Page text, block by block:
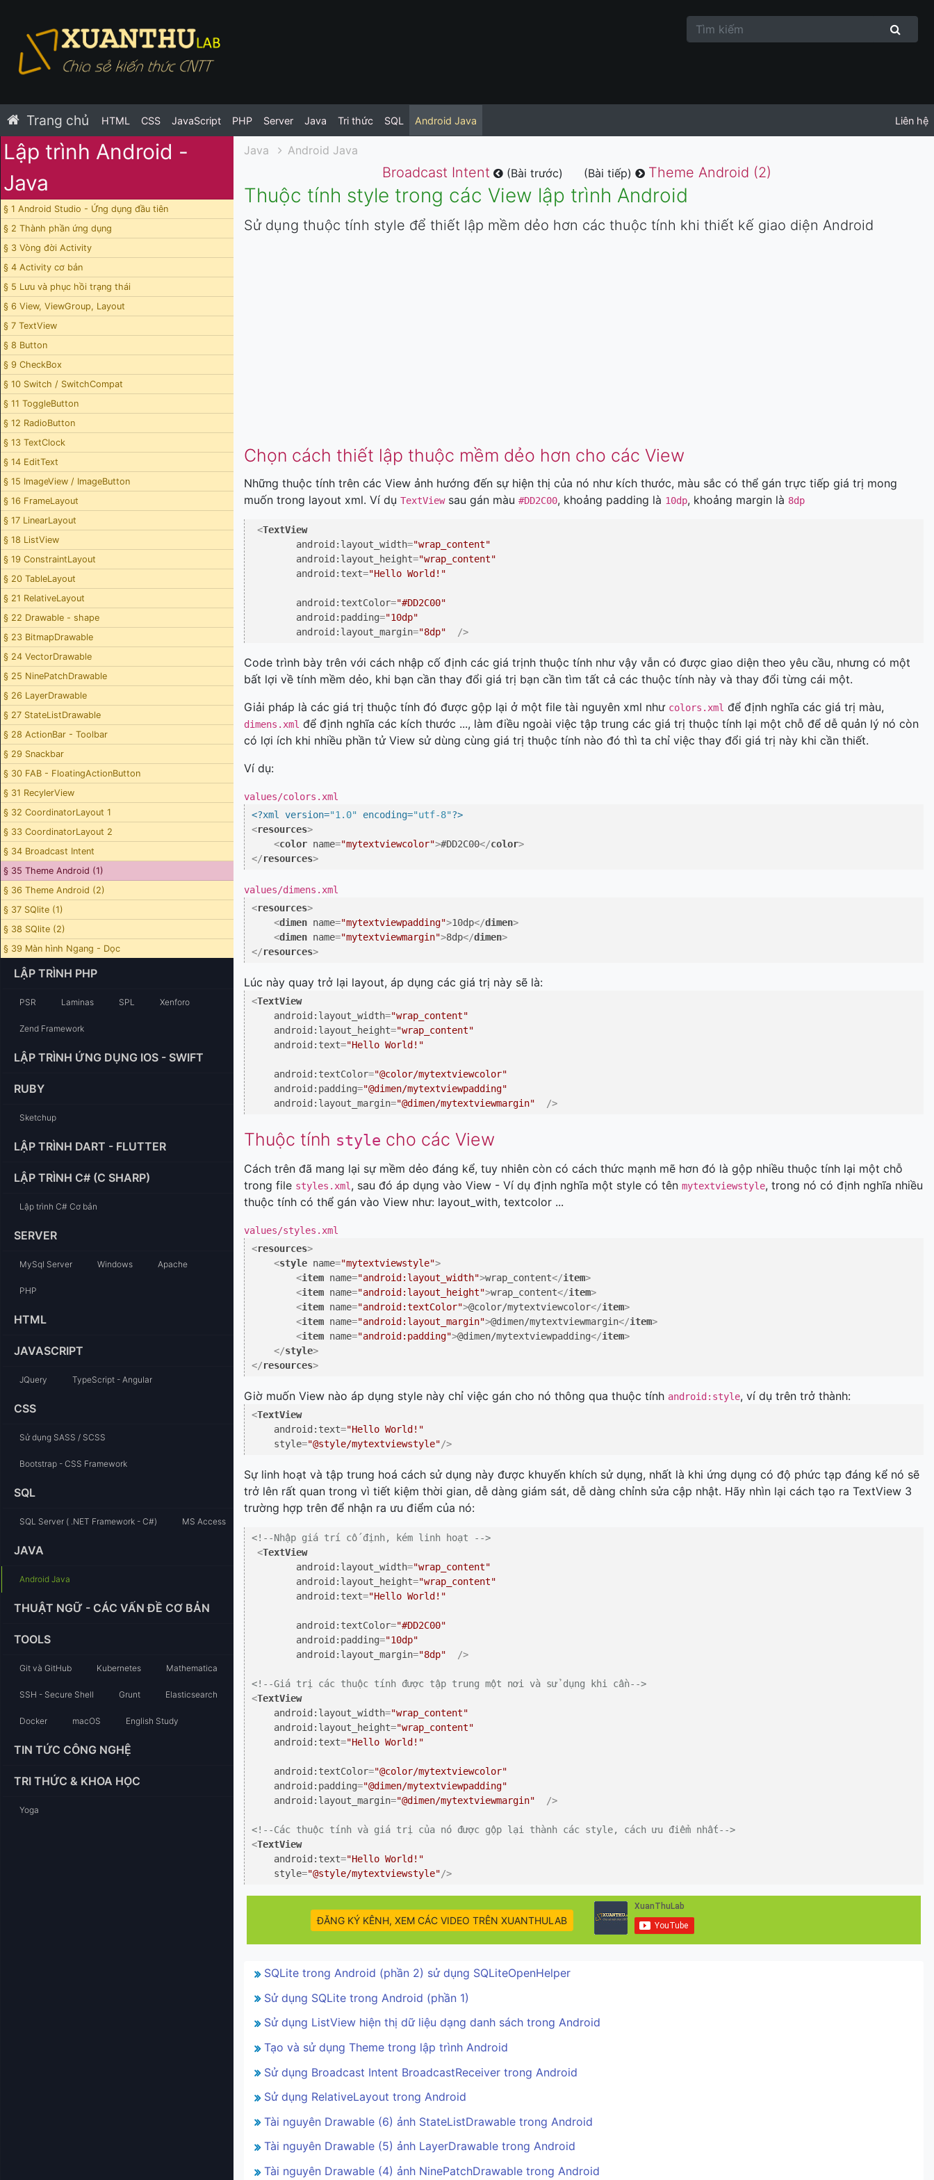
Trang chủ HTML CSS JavaScript PHP Server Java Tri thức SQL Android Java Liên hệ
Lập trình Android -
Java
§ 1 Android Studio - Ứng dụng đầu tiên
§ 2 Thành phần ứng dụng
§ 3 Vòng đời Activity
§ 4 Activity cơ bản
§ 5 Lưu và phục hồi trạng thái
§ 6 View, ViewGroup, Layout
§ 7 TextView
§ 8 Button
§ 9 CheckBox
§ 10 Switch / SwitchCompat
§ 11 ToggleButton
§ 12 RadioButton
§ 13 TextClock
§ 14 EditText
§ 15 ImageView / ImageButton
§ 16 FrameLayout
§ 17 LinearLayout
§ 18 ListView
§ 19 ConstraintLayout
§ 20 TableLayout
§ 21 RelativeLayout
§ 22 Drawable - shape
§ 23 BitmapDrawable
§ 24 VectorDrawable
§ 25 NinePatchDrawable
§ 26 LayerDrawable
§ 27 StateListDrawable
§ 28 ActionBar - Toolbar
§ 29 Snackbar
§ 30 FAB - FloatingActionButton
§ 31 RecylerView
§ 32 CoordinatorLayout 1
§ 33 CoordinatorLayout 2
§ 34 Broadcast Intent
§ 35 Theme Android (1)
§ 36 Theme Android (2)
§ 37 SQlite (1)
§ 38 SQlite (2)
§ 39 Màn hình Ngang - Dọc
LẬP TRÌNH PHP
PSR Laminas SPL Xenforo
Zend Framework
LẬP TRÌNH ỨNG DỤNG IOS - SWIFT
RUBY
Sketchup
LẬP TRÌNH DART - FLUTTER
LẬP TRÌNH C# (C SHARP)
Lập trình C# Cơ bản
SERVER
MySql Server Windows Apache
PHP
HTML
JAVASCRIPT
JQuery TypeScript - Angular
CSS
Sử dụng SASS / SCSS
Bootstrap - CSS Framework
SQL
SQL Server ( .NET Framework - C#) MS Access
JAVA
Android Java
THUẬT NGỮ - CÁC VẤN ĐỀ CƠ BẢN
TOOLS
Git và GitHub Kubernetes Mathematica
SSH - Secure Shell Grunt Elasticsearch
Docker macOS English Study
TIN TỨC CÔNG NGHỆ
TRI THỨC & KHOA HỌC
Yoga
Java Android Java
Broadcast Intent (Bài trước) (Bài tiếp) Theme Android (2)
Thuộc tính style trong các View lập trình Android
Sử dụng thuộc tính style để thiết lập mềm dẻo hơn các thuộc tính khi thiết kế giao diện Android
Chọn cách thiết lập thuộc mềm dẻo hơn cho các View
Những thuộc tính trên các View ảnh hướng đến sự hiện thị của nó như kích thước, màu sắc có thể gán trực tiếp giá trị mong
muốn trong layout xml. Ví dụ TextViewsau gán màu #DD2C00, khoảng padding là 10dp, khoảng margin là 8dp
<TextView
android:layout_width="wrap_content"
android:layout_height="wrap_content"
android:text="Hello World!"
android:textColor="#DD2C00"
android:padding="10dp"
android:layout_margin="8dp"
  />
Code trình bày trên với cách nhập cố định các giá trịnh thuộc tính như vậy vẫn có được giao diện theo yêu cầu, nhưng có một
bất lợi về tính mềm dẻo, khi bạn cần thay đổi giá trị bạn cần tìm tất cả các thuộc tính này và thay đổi từng cái một.
Giải pháp là các giá trị thuộc tính đó được gộp lại ở một file tài nguyên xml như colors.xml để định nghĩa các giá trị màu,
dimens.xml để định nghĩa các kích thước ..., làm điều ngoài việc tập trung các giá trị thuộc tính lại một chỗ để dễ quản lý nó còn
có lợi ích khi nhiều phần tử View sử dùng cùng giá trị thuộc tính nào đó thì ta chỉ việc thay đổi giá trị này khi cần thiết.
Ví dụ:
values/colors.xml
<?xml version="1.0" encoding="utf-8"?>
<resources>
<color name="mytextviewcolor">#DD2C00</color>
</resources>
values/dimens.xml
<resources>
<dimen name="mytextviewpadding">10dp</dimen>
<dimen name="mytextviewmargin">8dp</dimen>
</resources>
Lúc này quay trở lại layout, áp dụng các giá trị này sẽ là:
<TextView
android:layout_width="wrap_content"
android:layout_height="wrap_content"
android:text="Hello World!"
android:textColor="@color/mytextviewcolor"
android:padding="@dimen/mytextviewpadding"
android:layout_margin="@dimen/mytextviewmargin"
  />
Thuộc tính style cho các View
Cách trên đã mang lại sự mềm dẻo đáng kể, tuy nhiên còn có cách thức mạnh mẽ hơn đó là gộp nhiều thuộc tính lại một chỗ
trong file styles.xml , sau đó áp dụng vào View - Ví dụ định nghĩa một style có tên mytextviewstyle, trong nó có định nghĩa nhiều
thuộc tính có thể gán vào View như: layout_with, textcolor ...
values/styles.xml
<resources>
<style name="mytextviewstyle">
<item name="android:layout_width">wrap_content</item>
<item name="android:layout_height">wrap_content</item>
<item name="android:textColor">@color/mytextviewcolor</item>
<item name="android:layout_margin">@dimen/mytextviewmargin</item>
<item name="android:padding">@dimen/mytextviewpadding</item>
</style>
</resources>
Giờ muốn View nào áp dụng style này chỉ việc gán cho nó thông qua thuộc tính android:style, ví dụ trên trở thành:
<TextView
android:text="Hello World!"
style="@style/mytextviewstyle"/>
Sự linh hoạt và tập trung hoá cách sử dụng này được khuyến khích sử dụng, nhất là khi ứng dụng có độ phức tạp đáng kể nó sẽ
trở lên rất quan trong vì tiết kiệm thời gian, dễ dàng giám sát, dễ dàng chỉnh sửa cập nhật. Hãy nhìn lại cách tạo ra TextView 3
trường hợp trên để nhận ra ưu điểm của nó:
<!--Nhập giá trí cố định, kém linh hoạt -->
<TextView
android:layout_width="wrap_content"
android:layout_height="wrap_content"
android:text="Hello World!"
android:textColor="#DD2C00"
android:padding="10dp"
android:layout_margin="8dp"
  />
<!--Giá trị các thuộc tính được tập trung một nơi và sử dụng khi cần-->
<TextView
android:layout_width="wrap_content"
android:layout_height="wrap_content"
android:text="Hello World!"
android:textColor="@color/mytextviewcolor"
android:padding="@dimen/mytextviewpadding"
android:layout_margin="@dimen/mytextviewmargin"
  />
<!--Các thuộc tính và giá trị của nó được gộp lại thành các style, cách ưu điểm nhất-->
<TextView
android:text="Hello World!"
style="@style/mytextviewstyle"/>
ĐĂNG KÝ KÊNH, XEM CÁC VIDEO TRÊN XUANTHULAB
SQLite trong Android (phần 2) sử dụng SQLiteOpenHelper
Sử dụng SQLite trong Android (phần 1)
Sử dụng ListView hiện thị dữ liệu dạng danh sách trong Android
Tạo và sử dụng Theme trong lập trình Android
Sử dụng Broadcast Intent BroadcastReceiver trong Android
Sử dụng RelativeLayout trong Android
Tài nguyên Drawable (6) ảnh StateListDrawable trong Android
Tài nguyên Drawable (5) ảnh LayerDrawable trong Android
Tài nguyên Drawable (4) ảnh NinePatchDrawable trong Android